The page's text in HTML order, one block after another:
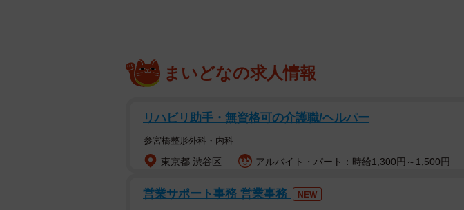
歳1カ月の女の子です。好きなことを聞かれるときと嫌いなことを聞
過ぎるちゅーいちゃん。どんなシチュエーションだったんでしょう
主さんに伺いました。
まいどなの求人情報
リハビリ助手・無資格可の介護職/ヘルパー
参宮橋整形外科・内科
東京都 渋谷区 アルバイト・パート：時給1,300円～1,500円
営業サポート事務 営業事務 NEW